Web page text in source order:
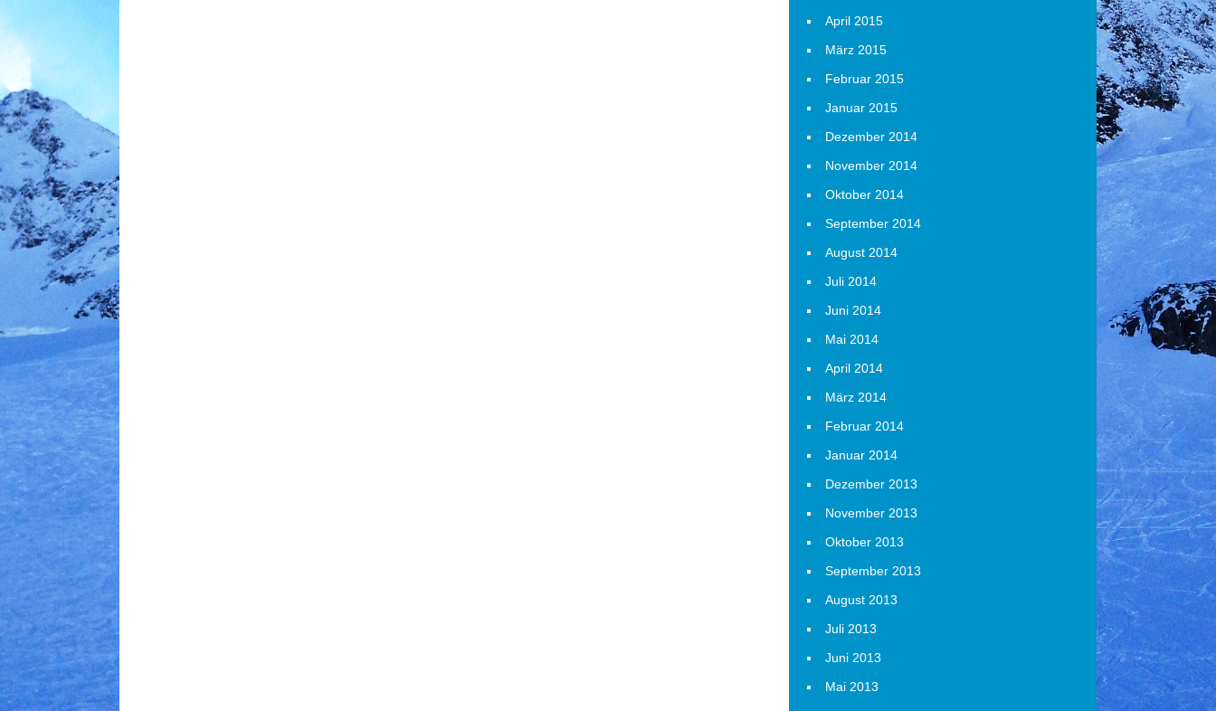
April 2015
März 2015
Februar 2015
Januar 2015
Dezember 2014
November 2014
Oktober 2014
September 2014
August 2014
Juli 2014
Juni 2014
Mai 2014
April 2014
März 2014
Februar 2014
Januar 2014
Dezember 2013
November 2013
Oktober 2013
September 2013
August 2013
Juli 2013
Juni 2013
Mai 2013